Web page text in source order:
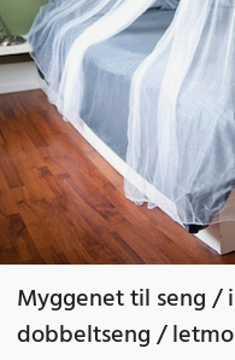
Myggenet til seng /
dobbeltseng /